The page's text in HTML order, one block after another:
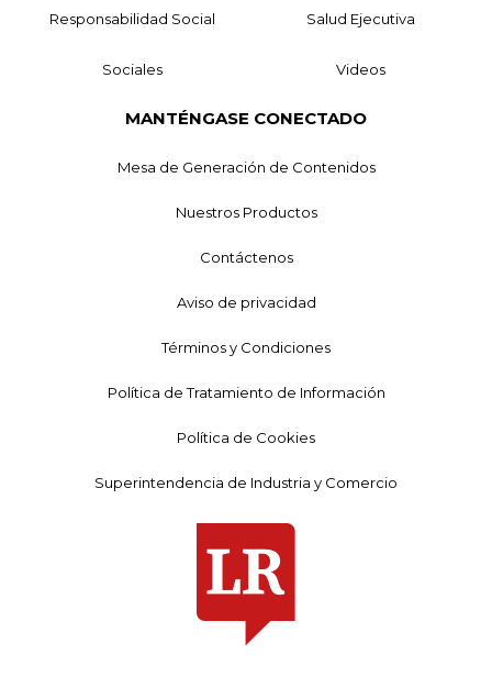
Responsabilidad Social Salud Ejecutiva
Sociales Videos
MANTÉNGASE CONECTADO
Mesa de Generación de Contenidos
Nuestros Productos
Contáctenos
Aviso de privacidad
Términos y Condiciones
Política de Tratamiento de Información
Política de Cookies
Superintendencia de Industria y Comercio